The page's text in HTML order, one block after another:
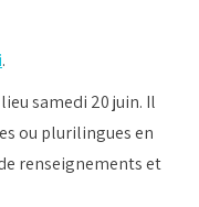
.
samedi 20 juin. Il
ou plurilingues en
renseignements et